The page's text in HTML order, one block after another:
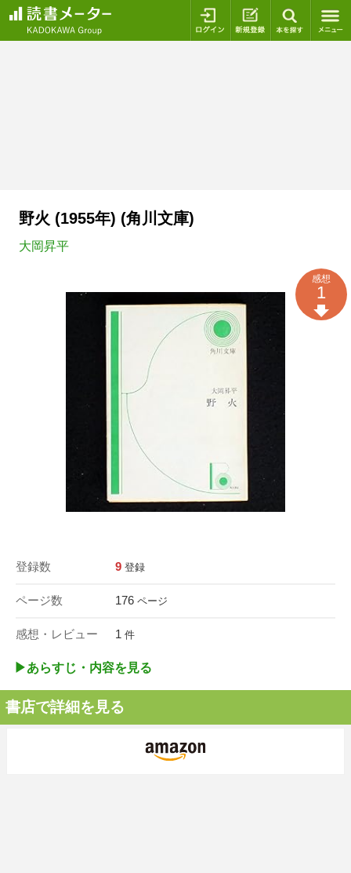
ログイン 新規登録
野火 (1955年) (角川文庫)
大岡昇平
登録数 9 登録
ページ数 176 ページ
感想・レビュー 1 件
感想
1
▶︎あらすじ・内容を見る
書店で詳細を見る